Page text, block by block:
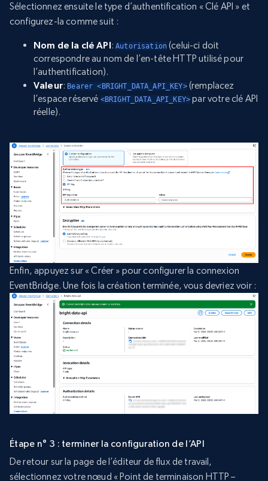
Sélectionnez ensuite le type d’authentification « Clé API » et
configurez-la comme suit :
Nom de la clé API:Autorisation(celui-ci doit
correspondre au nom de l’en-tête HTTP utilisé pour
l’authentification).
Valeur:Bearer <BRIGHT_DATA_API_KEY>(remplacez
l’espace réservé <BRIGHT_DATA_API_KEY> par votre clé API
réelle).
Enfin, appuyez sur « Créer » pour configurer la connexion
EventBridge. Une fois la création terminée, vous devriez voir :
Étape n° 3 : terminer la configuration de l’API
De retour sur la page de l’éditeur de flux de travail,
sélectionnez votre nœud « Point de terminaison HTTP –